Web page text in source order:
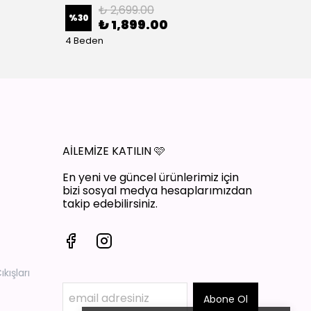
%30 ₺ 2,699.00
₺ 1,899.00
4 Beden
AİLEMİZE KATILIN🩷
En yeni ve güncel ürünlerimiz için
bizi sosyal medya hesaplarımızdan
takip edebilirsiniz.
Abone Ol